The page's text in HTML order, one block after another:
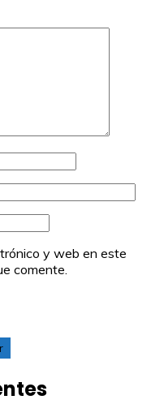
y web en este
comente.